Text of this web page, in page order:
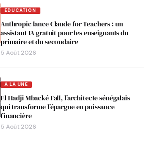
EDUCATION
Anthropic lance Claude for Teachers : un
assistant IA gratuit pour les enseignants du
primaire et du secondaire
5 Août 2026
A LA UNE
El Hadji Mbacké Fall, l’architecte sénégalais
qui transforme l’épargne en puissance
financière
5 Août 2026